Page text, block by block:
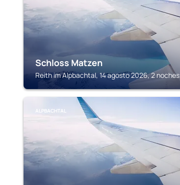
Schloss Matzen
Reith im Alpbachtal, 14 agosto 2026, 2 noches
ALPBACHTAL